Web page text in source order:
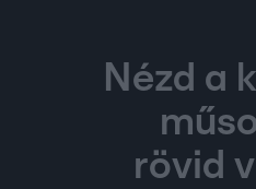
Nézd a
rövid